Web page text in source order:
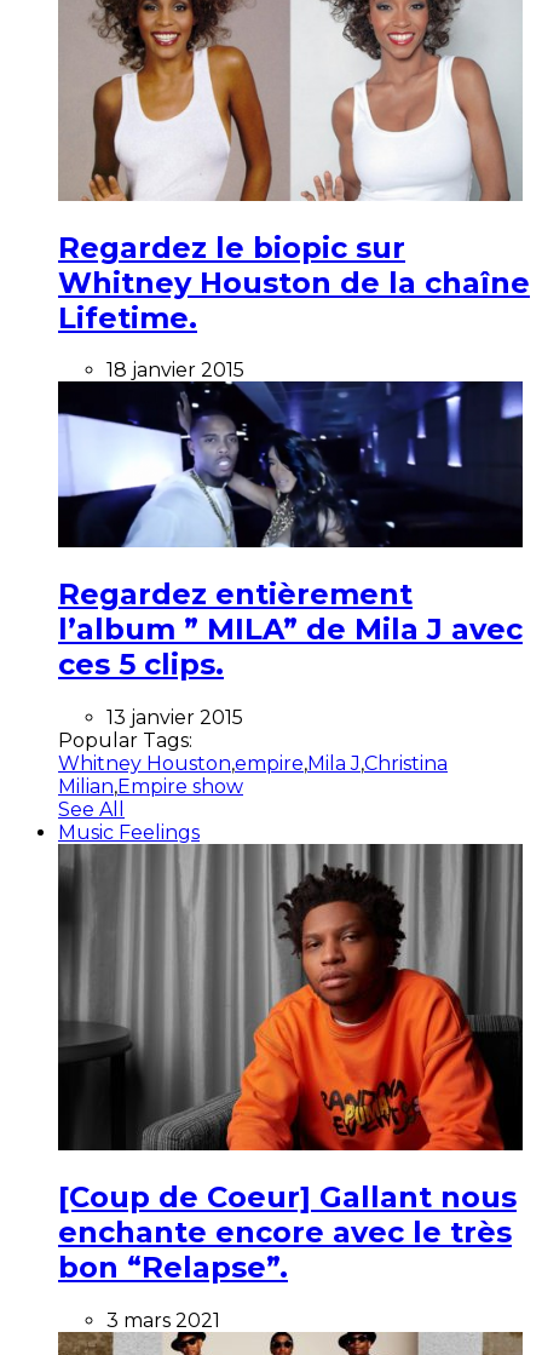
Regardez le biopic sur
Whitney Houston de la chaîne
Lifetime.
18 janvier 2015
Regardez entièrement
l’album ” MILA” de Mila J avec
ces 5 clips.
13 janvier 2015
Popular Tags:
Whitney Houston,empire,Mila J,Christina
Milian,Empire show
See All
Music Feelings
[Coup de Coeur] Gallant nous
enchante encore avec le très
bon “Relapse”.
3 mars 2021